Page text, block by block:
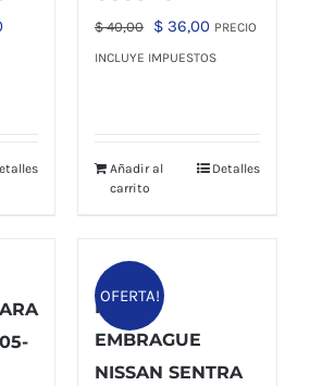
El
$40,00
El
precio
$ 36,00El
precio
PRECIO
INCLUYE IMPUESTOS
Añadir al
carrito
Detalles
OFERTA!
KIT DE
EMBRAGUE
NISSAN SENTRA